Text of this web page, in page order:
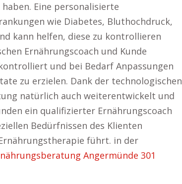
Eine personalisierte
wie Diabetes, Bluthochdruck,
kann helfen, diese zu kontrollieren
Ernährungscoach und Kunde
und bei Bedarf Anpassungen
zu erzielen. Dank der technologischen
natürlich auch weiterentwickelt und
ein qualifizierter Ernährungscoach
Bedürfnissen des Klienten
führt. in der
Angermünde 301